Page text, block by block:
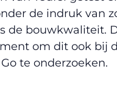
de indruk van
de bouwkwaliteit.
om dit ook bij
te onderzoeken.